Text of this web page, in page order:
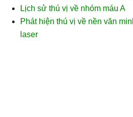
Lịch sử thú vị về nhóm máu A
Phát hiện thú vị về nền văn
laser